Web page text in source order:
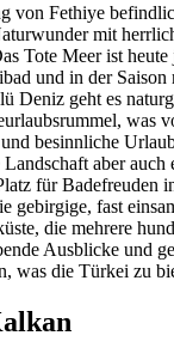
von Fethiye
mit
Tote Meer ist heute
und in der Saison
Deniz geht es
was
besinnliche
aber auch
für Badefreuden
gebirgige, fast
die mehrere
Ausblicke und
was die Türkei zu